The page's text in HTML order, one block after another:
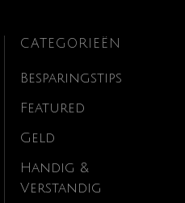
CATEGORIEËN
Besparingstips
Featured
Geld
Handig &
Verstandig